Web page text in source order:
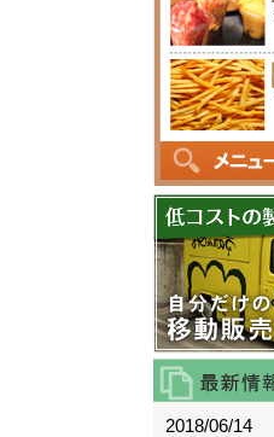
2018/06/14